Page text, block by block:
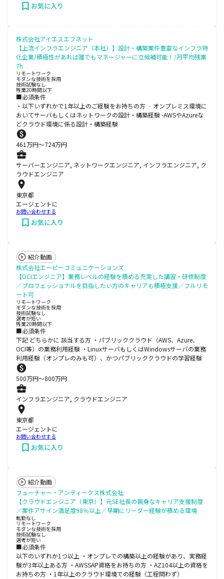
お気に入り
株式会社アイエスエフネット
【上流インフラエンジニア（本社）】設計・構築案件豊富なインフラ特
化企業/積極性があれば誰でもマネージャーに立候補可能！/月平均残業
7h
リモートワーク
モダンな技術を採用
技術試験なし
残業20時間以下
■必須条件
・以下いずれかで1年以上のご経験をお持ちの方 ‐オンプレミス環境に
おいてサーバもしくはネットワークの設計・構築経験 -AWSやAzureな
どクラウド環境に係る設計・構築経験
461万円〜724万円
サーバーエンジニア, ネットワークエンジニア, インフラエンジニア, ク
ラウドエンジニア
東京都
エージェントに
お問い合わせする
お気に入り
紹介動画
株式会社エーピーコミュニケーションズ
【OCIエンジニア】業務レベルの経験を積める充実した講習・研修制度
／プロフェッショナルを目指したい方のキャリアも積極支援／フルリモ
ート可
リモートワーク
モダンな技術を採用
技術試験なし
選考が短い
残業20時間以下
■必須条件
下記 どちらかに 該当する方 ・パブリッククラウド（AWS、Azure、
OCI等）の業務利用経験 ・LinuxサーバもしくはWindowsサーバの業務
利用経験（オンプレのみも可）、かつパブリッククラウドの学習経験
500万円〜800万円
インフラエンジニア, クラウドエンジニア
東京都
エージェントに
お問い合わせする
お気に入り
紹介動画
フューチャー・アンティークス株式会社
【クラウドエンジニア（東京）】元SE社長の親身なキャリア支援制度
／案件アサイン満足度98％以上／早期にリーダー経験が積める環境
転勤なし
リモートワーク
モダンな技術を採用
技術試験なし
選考が短い
■必須条件
以下のいずれか1つ以上 ・オンプレでの構築以上の経験があり、実務経
験が3年以上ある方 ・AWSSAP資格をお持ちの方 ・AZ104以上の資格を
お持ちの方 ・1年以上のクラウド環境での経験（工程問わず）